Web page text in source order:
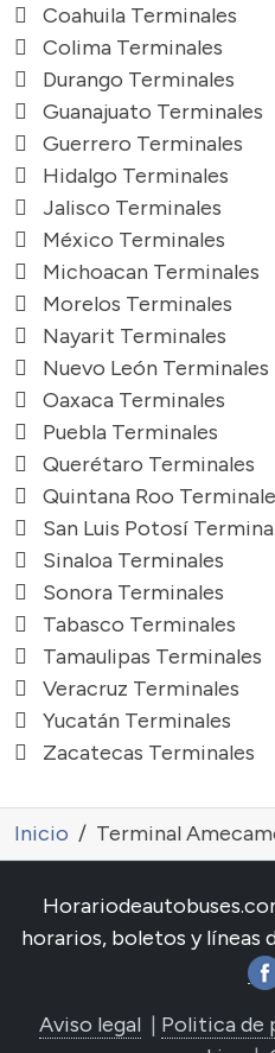
Coahuila Terminales
Colima Terminales
Durango Terminales
Guanajuato Terminales
Guerrero Terminales
Hidalgo Terminales
Jalisco Terminales
México Terminales
Michoacan Terminales
Morelos Terminales
Nayarit Terminales
Nuevo León Terminales
Oaxaca Terminales
Puebla Terminales
Querétaro Terminales
Quintana Roo
San Luis Potosí
Sinaloa Terminales
Sonora Terminales
Tabasco Terminales
Tamaulipas Terminales
Veracruz Terminales
Yucatán Terminales
Zacatecas Terminales
Inicio Terminal
horarios, boletos y líneas
Aviso legal| Politica de